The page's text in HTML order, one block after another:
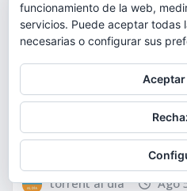
ACTUALIDAD
MEDIO AMBIENTE
OCIO
AstroTorrent
observación
total de Sol del
Torrent en el
las vías del AVE
torrent al dia Ago
funcionamiento de la web,
servicios. Puede aceptar todas
necesarias o configurar sus
Para obtener más información,